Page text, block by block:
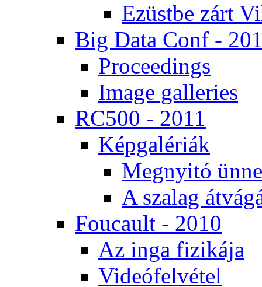
Ezüst­be zárt
Big Da­ta Conf -
Pro­ce­e­dings
Image gal­le­ri­es
RC500 - 2011
Kép­ga­lé­ri­ák
Meg­nyi­tó
A sza­lag
Fo­u­ca­ult - 2010
Az in­ga fi­zi­ká­ja
Vi­de­ó­fel­vé­tel